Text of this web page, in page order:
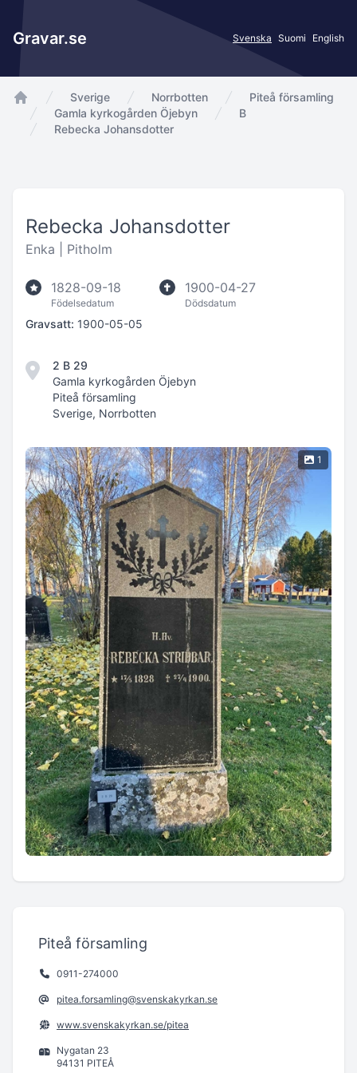
Gravar.se Svenska Suomi English
app.Start
Sverige Norrbotten
Piteå församling
Gamla kyrkogården Öjebyn
B
Rebecka Johansdotter
Rebecka Johansdotter
Enka | Pitholm
1828-09-18
Födelsedatum
1900-04-27
Dödsdatum
Gravsatt: 1900-05-05
2 B 29
Gamla kyrkogården Öjebyn
Piteå församling
Sverige, Norrbotten
1
Piteå församling
0911-274000
pitea.forsamling@svenskakyrkan.se
www.svenskakyrkan.se/pitea
Nygatan 23
94131 PITEÅ